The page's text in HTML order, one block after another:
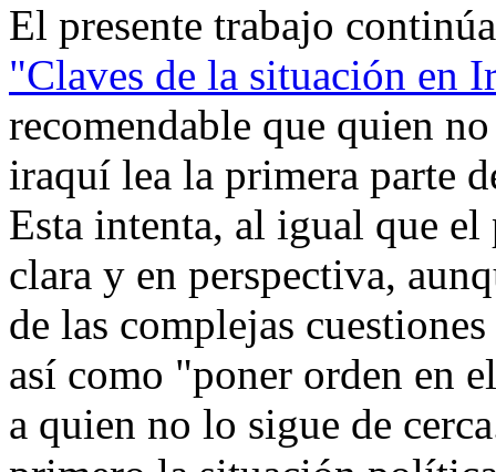
El presente trabajo
"Claves de la situación en
recomendable que quien
iraquí lea la primera parte
Esta intenta, al igual que
clara y en perspectiva,
de las complejas
así como "poner orden en
a quien no lo sigue de